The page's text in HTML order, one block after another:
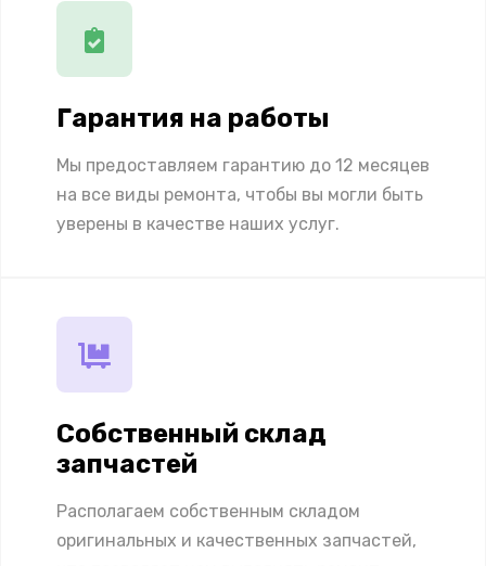
Гарантия на работы
Мы предоставляем гарантию до 12 месяцев
на все виды ремонта, чтобы вы могли быть
уверены в качестве наших услуг.
Собственный склад
запчастей
Располагаем собственным складом
оригинальных и качественных запчастей,